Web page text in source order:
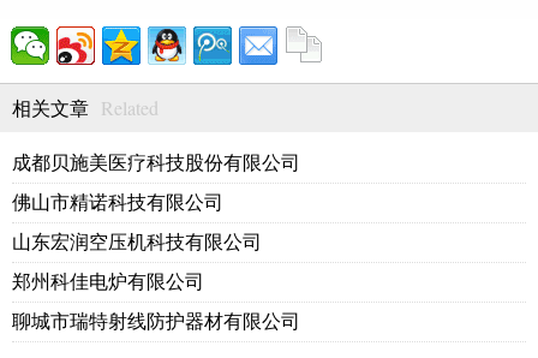
相关文章 Related
成都贝施美医疗科技股份有限公司
佛山市精诺科技有限公司
山东宏润空压机科技有限公司
郑州科佳电炉有限公司
聊城市瑞特射线防护器材有限公司